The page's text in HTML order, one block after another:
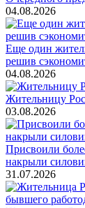
04.08.2026
Еще один
решив
04.08.2026
Жительницу
03.08.2026
Присвоили
накрыли
31.07.2026